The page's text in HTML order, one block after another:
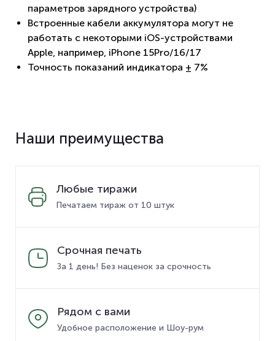
параметров зарядного устройства)
Встроенные кабели аккумулятора могут не
работать с некоторыми iOS-устройствами
Apple, например, iPhone 15Pro/16/17
Точность показаний индикатора ± 7%
Наши преимущества
Любые тиражи
Печатаем тираж от 10 штук
Срочная печать
За 1 день! Без наценок за срочность
Рядом с вами
Удобное расположение и Шоу-рум